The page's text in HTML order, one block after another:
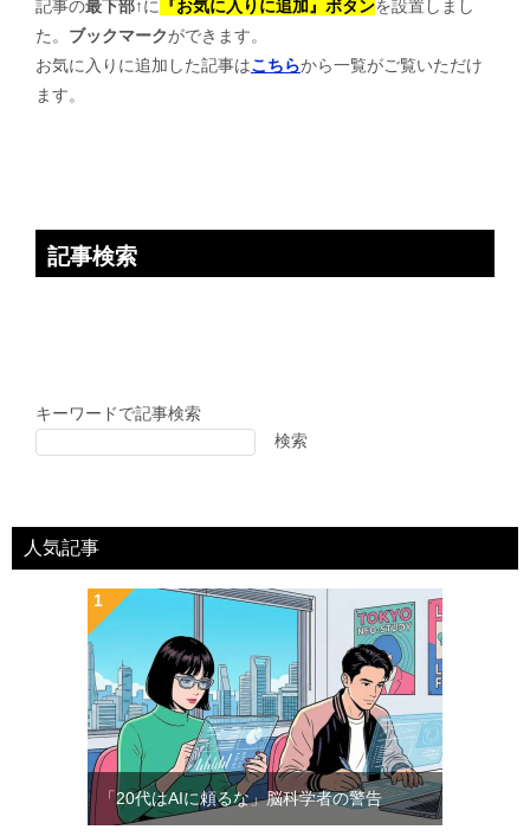
記事の最下部↑に 『お気に入りに追加』ボタンを設置しまし
た。 ブックマークができます。
お気に入りに追加した記事はこちらから一覧がご覧いただけ
ます。
記事検索
キーワードで記事検索
検索
人気記事
「20代はAIに頼るな」脳科学者の警告